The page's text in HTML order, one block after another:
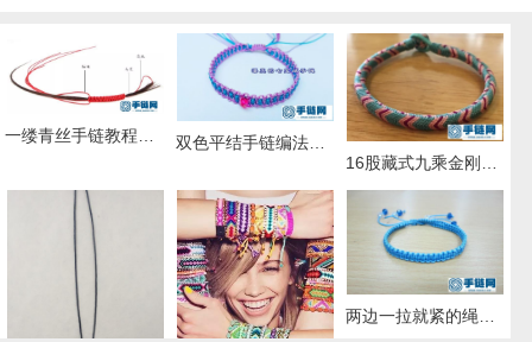
双色平结手链编法图解，附平结手链收尾方法
两边一拉就紧的绳子怎么弄